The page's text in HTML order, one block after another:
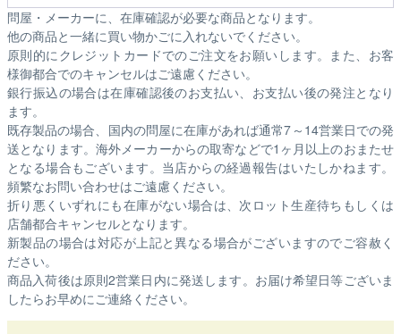
問屋・メーカーに、在庫確認が必要な商品となります。
他の商品と一緒に買い物かごに入れないでください。
原則的にクレジットカードでのご注文をお願いします。また、お客
様御都合でのキャンセルはご遠慮ください。
銀行振込の場合は在庫確認後のお支払い、お支払い後の発注となり
ます。
既存製品の場合、国内の問屋に在庫があれば通常7～14営業日での発
送となります。海外メーカーからの取寄などで1ヶ月以上のおまたせ
となる場合もございます。 当店からの経過報告はいたしかねます。
頻繁なお問い合わせはご遠慮ください。
折り悪くいずれにも在庫がない場合は、次ロット生産待ちもしくは
店舗都合キャンセルとなります。
新製品の場合は対応が上記と異なる場合がございますのでご容赦く
ださい。
商品入荷後は原則2営業日内に発送します。お届け希望日等ございま
したらお早めにご連絡ください。